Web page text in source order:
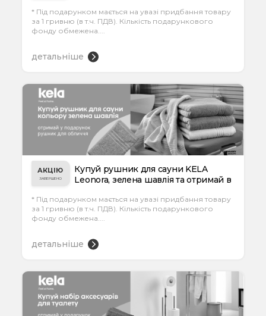
* Під подарунком мається на увазі придбання товару
за 1 гривню (в т.ч. ПДВ). Кількість подарункового
фонду обмежена....
детальніше
АКЦІЮ
ЗАВЕРШЕНО
Купуй рушник для сауни KELA
Leonora, зелена шавлія та отримай в
* Під подарунком мається на увазі придбання товару
за 1 гривню (в т.ч. ПДВ). Кількість подарункового
фонду обмежена....
детальніше